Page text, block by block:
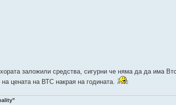
заложили средства, сигурни че няма да да има
цената на ВТС накрая на годината.